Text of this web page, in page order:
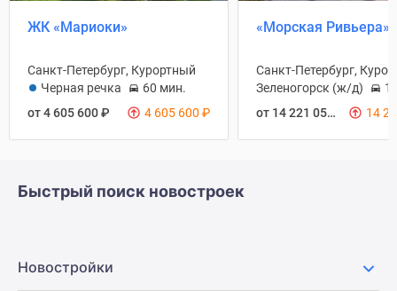
ЖК «Мариоки»
Санкт-Петербург, Курортный
Черная речка
60 мин.
от 4 605 600₽ 4 605 600 ₽
«Морская Ривьера»
Санкт-Петербург,
Зеленогорск (ж/д)
от 14 221 050
14
Быстрый поиск новостроек
Новостройки